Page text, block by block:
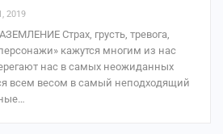
2019
Страх, грусть, тревога,
кажутся многим из нас
нас в самых неожиданных
всем весом в самый неподходящий